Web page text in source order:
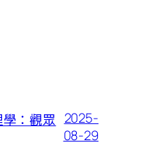
學：觀眾 2025-
08-29